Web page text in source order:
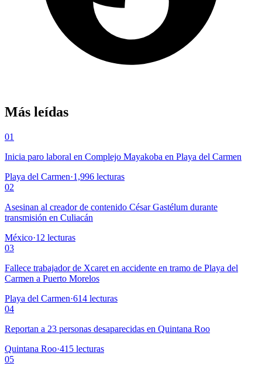
Más leídas
01
Inicia paro laboral en Complejo Mayakoba en Playa del Carmen
Playa del Carmen·1,996 lecturas
02
Asesinan al creador de contenido César Gastélum durante
transmisión en Culiacán
México·12 lecturas
03
Fallece trabajador de Xcaret en accidente en tramo de Playa del
Carmen a Puerto Morelos
Playa del Carmen·614 lecturas
04
Reportan a 23 personas desaparecidas en Quintana Roo
Quintana Roo·415 lecturas
05